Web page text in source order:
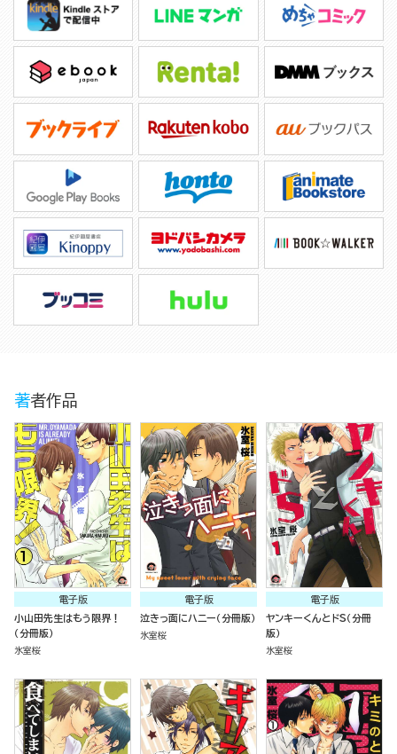
著者作品
電子版
小山田先生はもう限界！
（分冊版）
氷室桜
電子版
泣きっ面にハニー（分冊版）
氷室桜
電子版
ヤンキーくんとドS（分冊
版）
氷室桜